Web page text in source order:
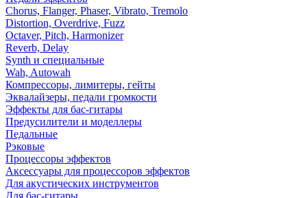
Chorus, Flanger, Phaser, Vibrato, Tremolo
Distortion, Overdrive, Fuzz
Octaver, Pitch, Harmonizer
Reverb, Delay
Synth и специальные
Wah, Autowah
Компрессоры, лимитеры, гейты
Эквалайзеры, педали громкости
Эффекты для бас-гитары
Предусилители и моделлеры
Педальные
Рэковые
Процессоры эффектов
Аксессуары для процессоров эффектов
Для акустических инструментов
Для бас-гитары